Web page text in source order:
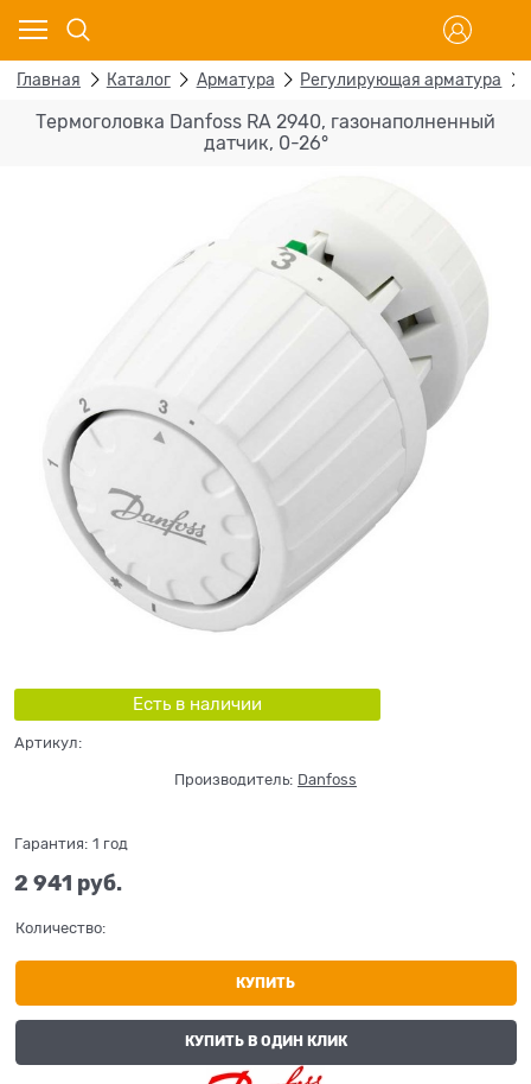
Главная Каталог Арматура Регулирующая арматура
Термоголовка Danfoss RA 2940, газонаполненный
датчик, 0-26°
Есть в наличии
Артикул:
Производитель: Danfoss
Гарантия: 1 год
2 941 руб.
Количество:
КУПИТЬ
КУПИТЬ В ОДИН КЛИК